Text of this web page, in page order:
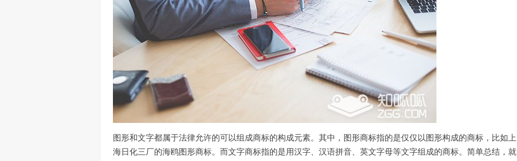
图形和文字都属于法律允许的可以组成商标的构成元素。其中，图形商标指的是仅仅以图形构成的商标，比如上
海日化三厂的海鸥图形商标。而文字商标指的是用汉字、汉语拼音、英文字母等文字组成的商标。简单总结，就